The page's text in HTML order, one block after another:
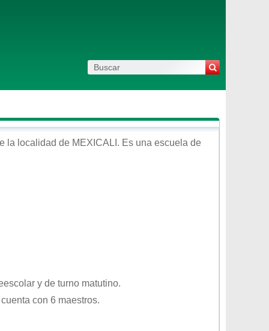
la localidad de MEXICALI . Es una escuela de
y de turno matutino.
con 6 maestros.